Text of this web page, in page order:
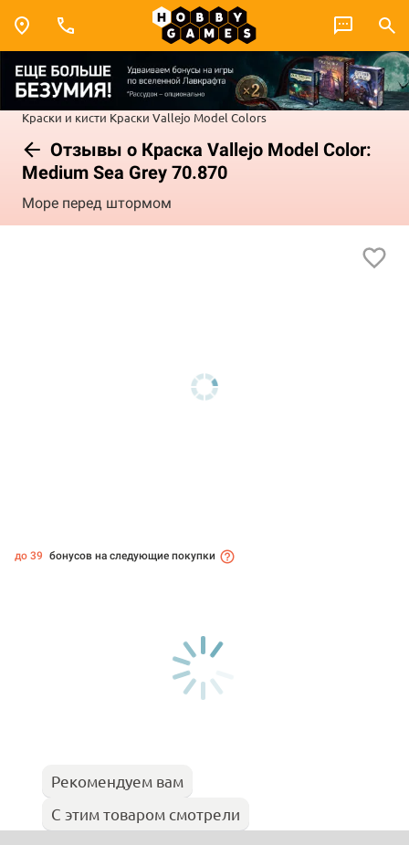
Краски и кисти Краски Vallejo Model Colors
Отзывы о Краска Vallejo Model Color:
Medium Sea Grey 70.870
Море перед штормом
до 39 бонусов на следующие покупки
Рекомендуем вам
С этим товаром смотрели